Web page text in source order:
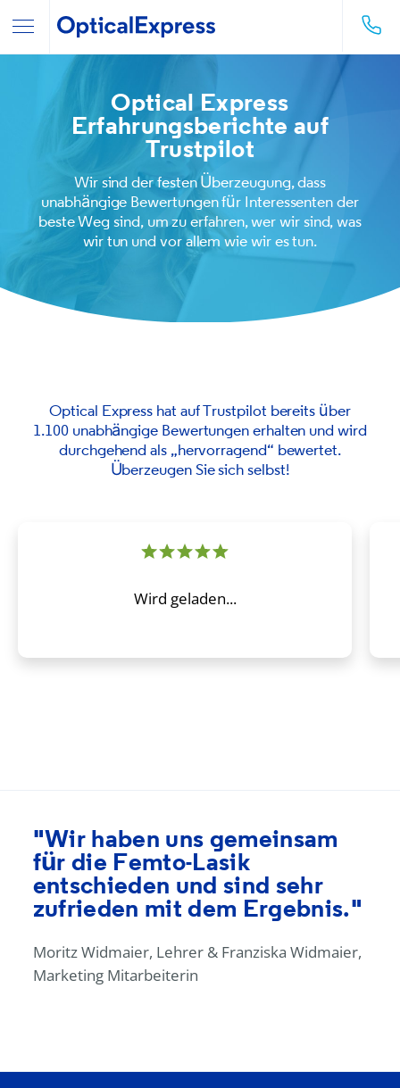
Optical Express
Erfahrungsberichte auf
Trustpilot
Wir sind der festen Überzeugung, dass
unabhängige Bewertungen für Interessenten der
beste Weg sind, um zu erfahren, wer wir sind, was
wir tun und vor allem wie wir es tun.
Optical Express hat auf Trustpilot bereits über
1.100 unabhängige Bewertungen erhalten und wird
durchgehend als „hervorragend“ bewertet.
Überzeugen Sie sich selbst!
Wird geladen...
"Wir haben uns gemeinsam
für die Femto-Lasik
entschieden und sind sehr
zufrieden mit dem Ergebnis."
Moritz Widmaier, Lehrer & Franziska Widmaier,
Marketing Mitarbeiterin